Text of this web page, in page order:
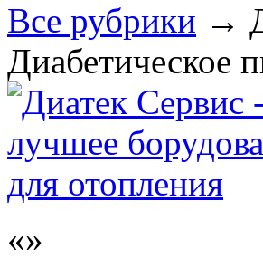
Все рубрики →
Диабетическое